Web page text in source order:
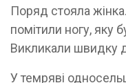
Поряд стояла
помітили ногу, яку
Викликали швидку
У темряві